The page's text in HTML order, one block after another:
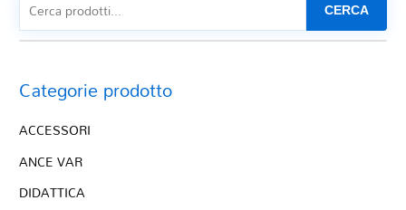
CERCA
Categorie prodotto
ACCESSORI
ANCE VAR
DIDATTICA